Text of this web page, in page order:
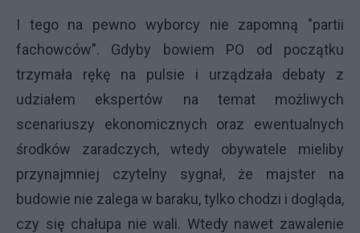
I tego na pewno wyborcy nie zapomną "partii
fachowców". Gdyby bowiem PO od początku
trzymała rękę na pulsie i urządzała debaty z
udziałem ekspertów na temat możliwych
scenariuszy ekonomicznych oraz ewentualnych
środków zaradczych, wtedy obywatele mieliby
przynajmniej czytelny sygnał, że majster na
budowie nie zalega w baraku, tylko chodzi i dogląda,
czy się chałupa nie wali. Wtedy nawet zawalenie